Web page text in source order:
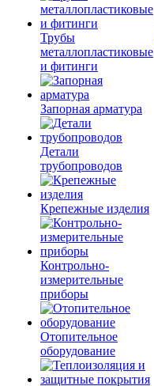
Трубы
металлопластиковые
и фитинги
Запорная арматура
Детали
трубопроводов
Крепежные изделия
Контрольно-
измерительные
приборы
Отопительное
оборудование